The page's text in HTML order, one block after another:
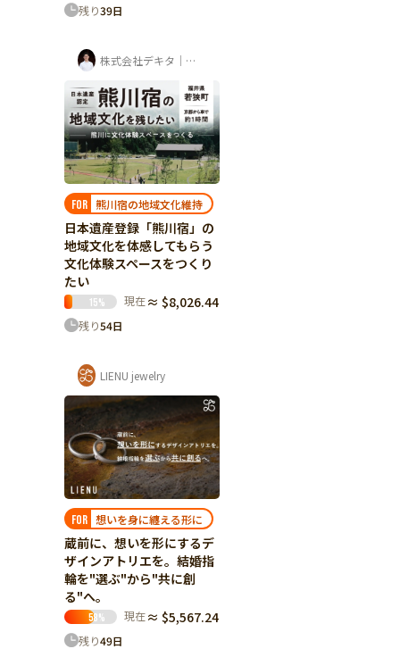
残り39日
株式会社デキタ｜時岡壮太（山座熊川・八百...
FOR 熊川宿の地域文化維持
日本遺産登録「熊川宿」の
地域文化を体感してもらう
文化体験スペースをつくり
たい
15% 現在 ≈ $8,026.44
残り54日
LIENU jewelry
FOR 想いを身に纏える形に
蔵前に、想いを形にするデ
ザインアトリエを。結婚指
輪を"選ぶ"から"共に創
る"へ。
58% 現在 ≈ $5,567.24
残り49日